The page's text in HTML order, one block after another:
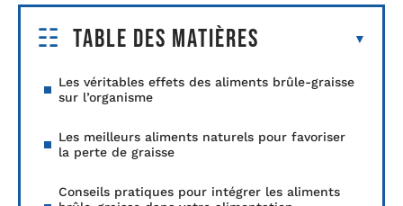
Table des matières
Les véritables effets des aliments brûle-graisse
sur l’organisme
Les meilleurs aliments naturels pour favoriser
la perte de graisse
Conseils pratiques pour intégrer les aliments